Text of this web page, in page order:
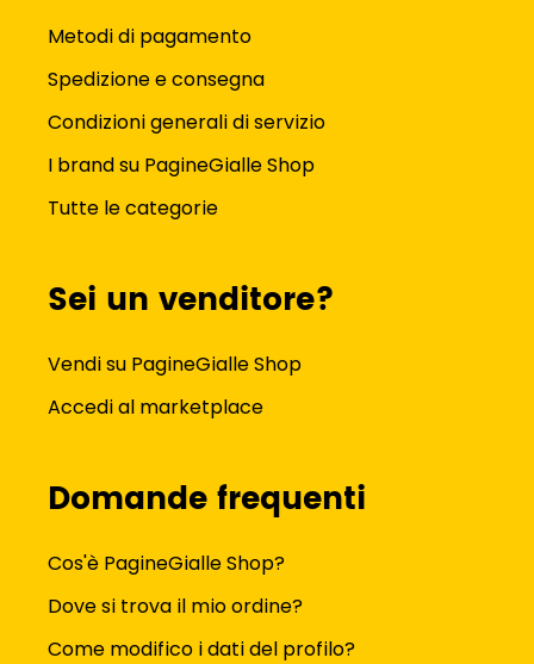
Metodi di pagamento
Spedizione e consegna
Condizioni generali di servizio
I brand su PagineGialle Shop
Tutte le categorie
Sei un venditore?
Vendi su PagineGialle Shop
Accedi al marketplace
Domande frequenti
Cos'è PagineGialle Shop?
Dove si trova il mio ordine?
Come modifico i dati del profilo?